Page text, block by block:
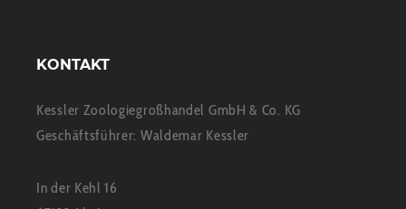
KONTAKT
Kessler Zoologiegroßhandel GmbH & Co. KG
Geschäftsführer: Waldemar Kessler
In der Kehl 16